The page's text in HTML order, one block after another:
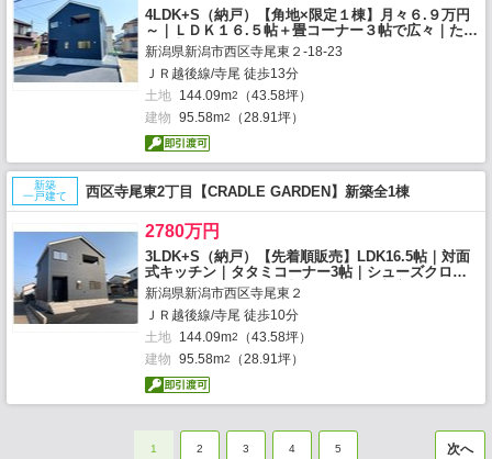
4LDK+S（納戸）【角地×限定１棟】月々６.９万円
～｜ＬＤＫ１６.５帖＋畳コーナー３帖で広々｜たっ
ぷり収納のＷＩＣ｜２帖の
新潟県新潟市西区寺尾東２-18-23
ＪＲ越後線/寺尾 徒歩13分
土地 144.09m2
（43.58坪）
建物 95.58m2 （28.91坪）
新築
一戸建て
西区寺尾東2丁目【CRADLE GARDEN】新築全1棟
2780万円
3LDK+S（納戸）【先着順販売】LDK16.5帖｜対面
式キッチン｜タタミコーナー3帖｜シューズクロー
ゼット｜回遊動線｜1階廊下物入｜2階3部屋5・6・
7.2帖｜WIC完備｜テレワークルーム｜インナーバル
コニー｜トイレ2ヶ所
新潟県新潟市西区寺尾東２
ＪＲ越後線/寺尾 徒歩10分
土地 144.09m2
（43.58坪）
建物 95.58m2 （28.91坪）
1 2 3 4 5 次へ